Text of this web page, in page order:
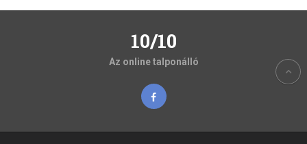
10/10
Az online talponálló